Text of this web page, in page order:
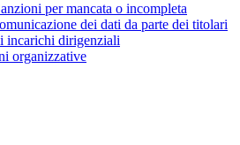
per mancata o incompleta
dei dati da parte dei titolari
incarichi dirigenziali
organizzative